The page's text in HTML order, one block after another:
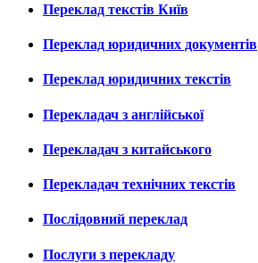
Переклад текстів Київ
Переклад юридичних документів
Переклад юридичних текстів
Перекладач з англійської
Перекладач з китайського
Перекладач технічних текстів
Послідовний переклад
Послуги з перекладу